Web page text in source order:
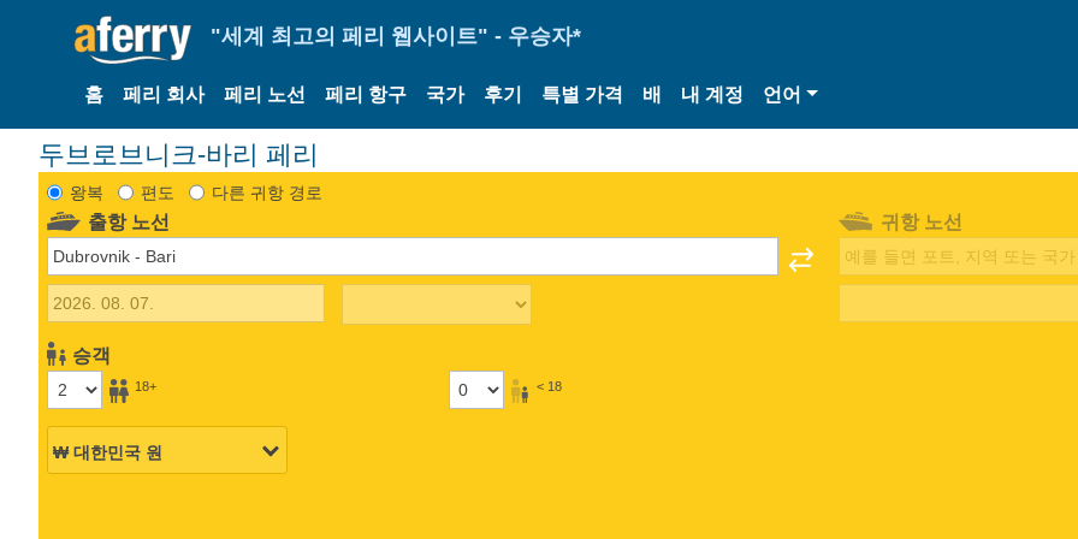
"세계 최고의 페리 웹사이트" - 우승자*
홈 페리 회사 페리 노선 페리 항구 국가 후기 특별 가격 배 내 계정 언어
두브로브니크-바리 페리
왕복 편도 다른 귀항 경로
출항 노선
승객
18+ < 18
귀항 노선